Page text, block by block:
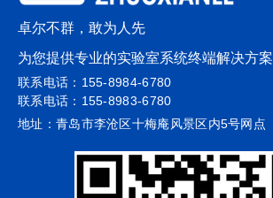
卓尔不群，敢为人先
为您提供专业的实验室系统终端解决方案
联系电话：155-8984-6780
联系电话：155-8983-6780
地址：青岛市李沧区十梅庵风景区内5号网点